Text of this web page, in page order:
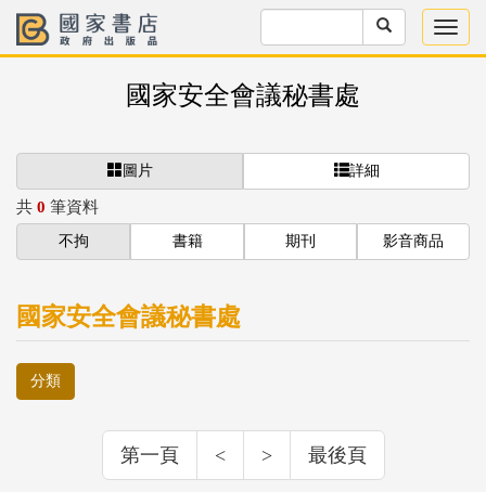
國家安全會議秘書處
圖片 詳細
共 0 筆資料
不拘 書籍 期刊 影音商品
國家安全會議秘書處
分類
第一頁 < > 最後頁